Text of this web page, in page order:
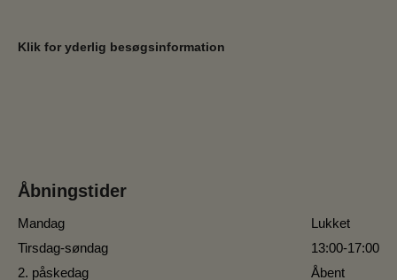
Klik for yderlig besøgsinformation
Åbningstider
Mandag
Tirsdag-søndag
2. påskedag
Lukket
13:00-17:00
Åbent